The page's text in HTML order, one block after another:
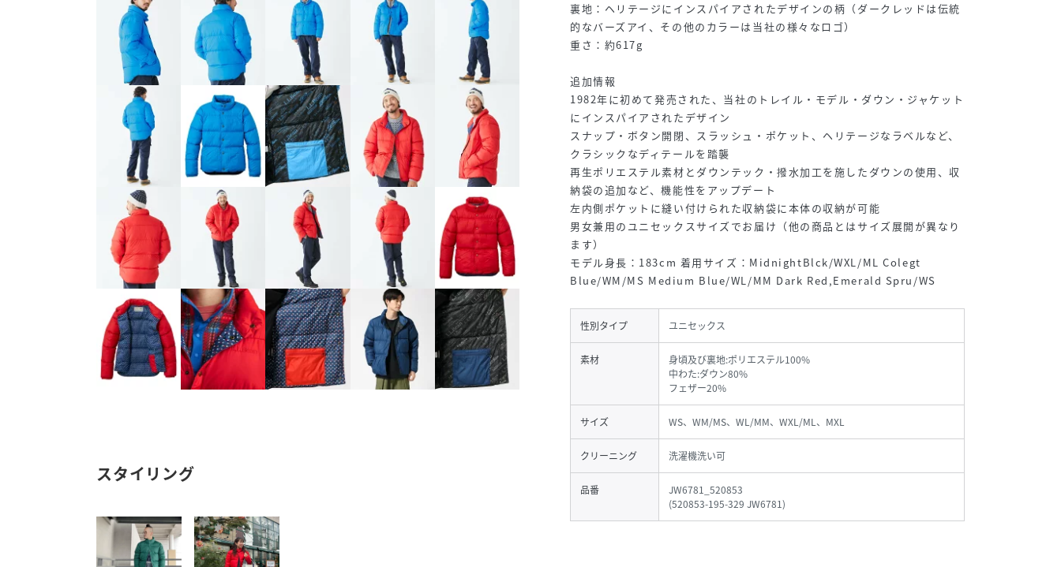
スタイリング
裏地：ヘリテージにインスパイアされたデザインの柄（ダークレッドは伝統
的なバーズアイ、その他のカラーは当社の様々なロゴ）
重さ：約617g
追加情報
1982年に初めて発売された、当社のトレイル・モデル・ダウン・ジャケット
にインスパイアされたデザイン
スナップ・ボタン開閉、スラッシュ・ポケット、ヘリテージなラベルなど、
クラシックなディテールを踏襲
再生ポリエステル素材とダウンテック・撥水加工を施したダウンの使用、収
納袋の追加など、機能性をアップデート
左内側ポケットに縫い付けられた収納袋に本体の収納が可能
男女兼用のユニセックスサイズでお届け（他の商品とはサイズ展開が異なり
ます）
モデル身長：183cm 着用サイズ：MidnightBlck/WXL/ML Colegt
Blue/WM/MS Medium Blue/WL/MM Dark Red,Emerald Spru/WS
性別タイプ ユニセックス
素材
身頃及び裏地:ポリエステル100%
中わた:ダウン80%
フェザー20%
サイズ WS、WM/MS、WL/MM、WXL/ML、MXL
クリーニング 洗濯機洗い可
品番
JW6781_520853
(520853-195-329 JW6781)